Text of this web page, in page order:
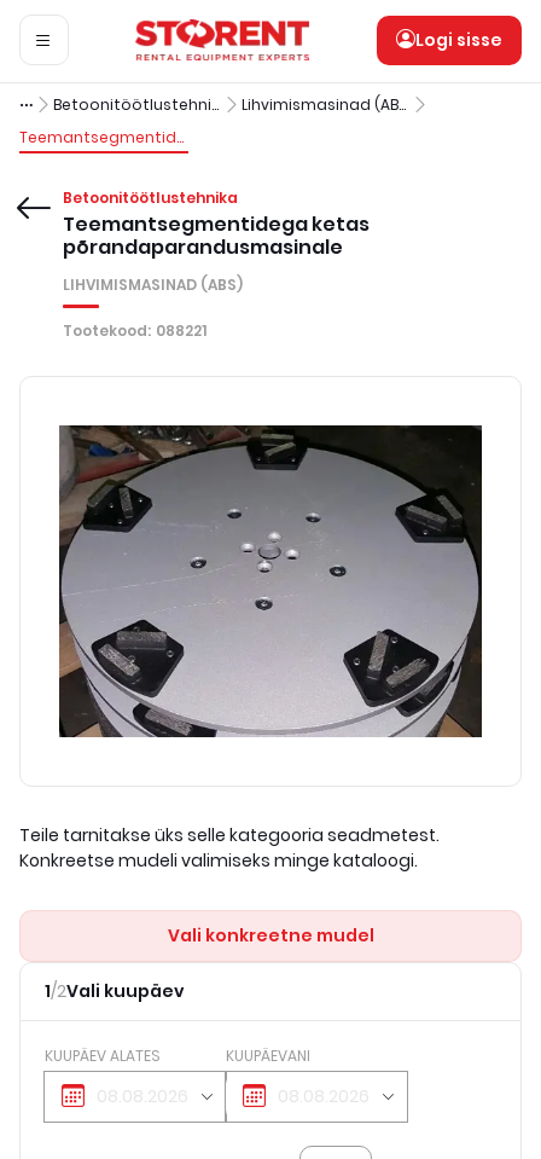
Logi sisse
Betoonitöötlustehnika
Lihvimismasinad (ABS)
Teemantsegmentidega ketas põrandaparandusmasinale
Betoonitöötlustehnika
Teemantsegmentidega ketas
põrandaparandusmasinale
LIHVIMISMASINAD (ABS)
Tootekood: 088221
Teile tarnitakse üks selle kategooria seadmetest.
Konkreetse mudeli valimiseks minge kataloogi.
Vali konkreetne mudel
1/2Vali kuupäev
KUUPÄEV ALATES KUUPÄEVANI